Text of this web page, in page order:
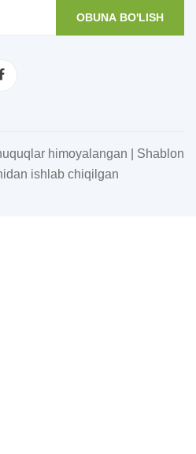
OBUNA BO'LISH
himoyalangan | Shablon
ishlab chiqilgan